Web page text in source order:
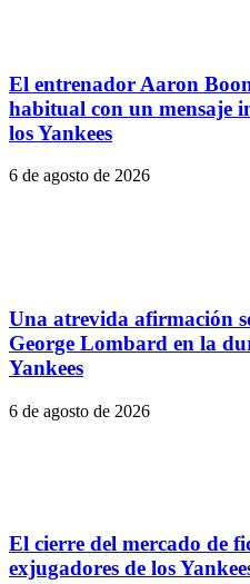
El entrenador Aaron
habitual con un mensaje
los Yankees
6 de agosto de 2026
Una atrevida afirmación
George Lombard en la
Yankees
6 de agosto de 2026
El cierre del mercado de
exjugadores de los